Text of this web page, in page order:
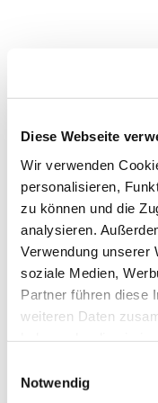
Diese Webseite
Wir verwenden
personalisieren,
zu können und die
analysieren.
Verwendung unserer
soziale Medien,
Partner führen diese
weiteren Daten
Notwendig
Dies